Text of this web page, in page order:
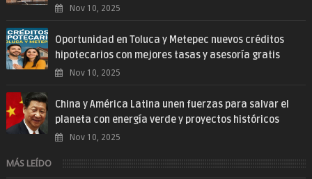
Nov 10, 2025
Oportunidad en Toluca y Metepec nuevos créditos
hipotecarios con mejores tasas y asesoría gratis
Nov 10, 2025
China y América Latina unen fuerzas para salvar el
planeta con energía verde y proyectos históricos
Nov 10, 2025
MÁS LEÍDO